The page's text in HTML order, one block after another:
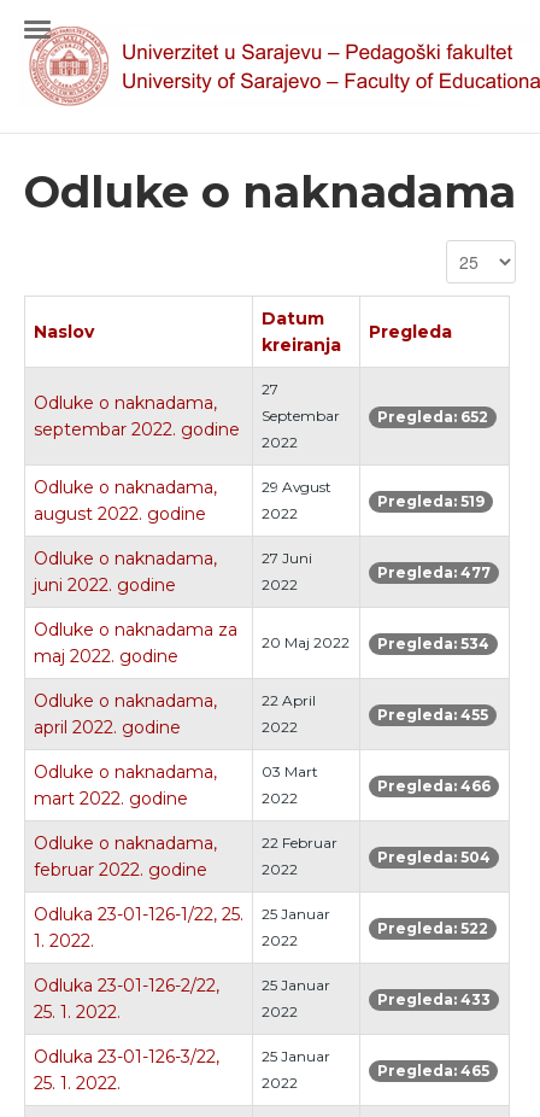
Odluke o naknadama
Naslov
Datum
kreiranja
Pregleda
Odluke o naknadama,
septembar 2022. godine
27
Septembar
2022
Pregleda: 652
Odluke o naknadama,
august 2022. godine
29 Avgust
2022
Pregleda: 519
Odluke o naknadama,
juni 2022. godine
27 Juni
2022
Pregleda: 477
Odluke o naknadama za
maj 2022. godine
20 Maj 2022 Pregleda: 534
Odluke o naknadama,
april 2022. godine
22 April
2022
Pregleda: 455
Odluke o naknadama,
mart 2022. godine
03 Mart
2022
Pregleda: 466
Odluke o naknadama,
februar 2022. godine
22 Februar
2022
Pregleda: 504
Odluka 23-01-126-1/22, 25.
1. 2022.
25 Januar
2022
Pregleda: 522
Odluka 23-01-126-2/22,
25. 1. 2022.
25 Januar
2022
Pregleda: 433
Odluka 23-01-126-3/22,
25. 1. 2022.
25 Januar
2022
Pregleda: 465